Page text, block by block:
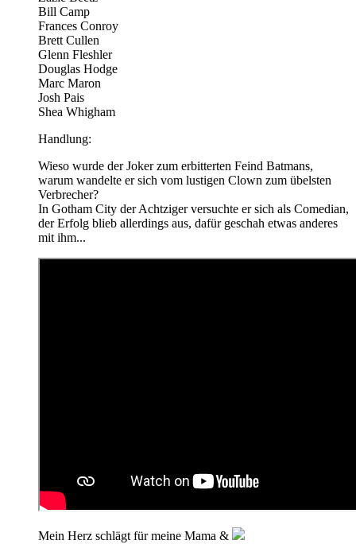
Bill Camp
Frances Conroy
Brett Cullen
Glenn Fleshler
Douglas Hodge
Marc Maron
Josh Pais
Shea Whigham
Handlung:
Wieso wurde der Joker zum erbitterten Feind Batmans,
warum wandelte er sich vom lustigen Clown zum übelsten
Verbrecher?
In Gotham City der Achtziger versuchte er sich als Comedian,
der Erfolg blieb allerdings aus, dafür geschah etwas anderes
mit ihm...
Mein Herz schlägt für meine Mama &